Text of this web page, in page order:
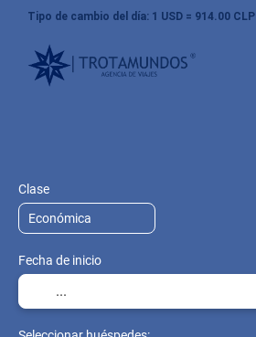
Tipo de cambio del día: 1 USD = 914.00 CLP
Clase
Fecha de inicio